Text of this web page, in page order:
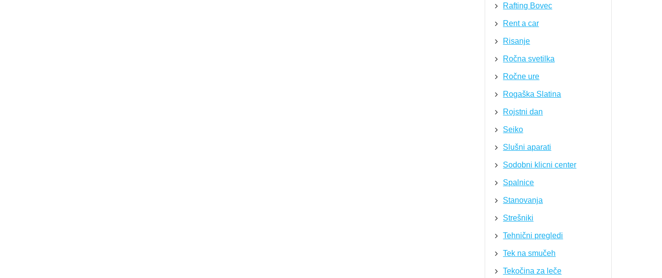
Rafting Bovec
Rent a car
Risanje
Ročna svetilka
Ročne ure
Rogaška Slatina
Rojstni dan
Seiko
Slušni aparati
Sodobni klicni center
Spalnice
Stanovanja
Strešniki
Tehnični pregledi
Tek na smučeh
Tekočina za leče